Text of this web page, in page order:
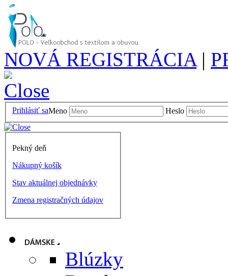
NOVÁ REGISTRÁCIA|
Meno Heslo
Prihlásiť sa
Pekný deň
Nákupný košík
Stav aktuálnej objednávky
Zmena registračných údajov
Blúzky